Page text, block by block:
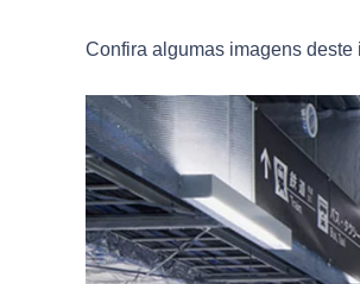
Confira algumas imagens deste